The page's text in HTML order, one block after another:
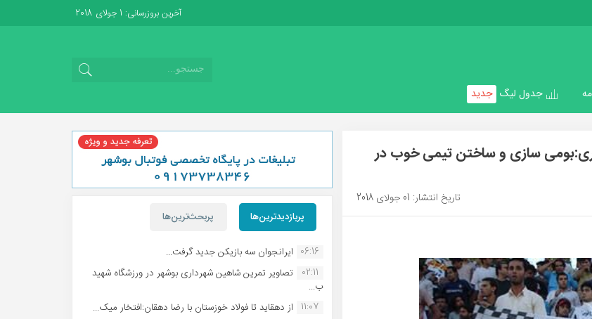
آخرین بروزرسانی: 1 جولای 2018
جدول لیگ جدید
سازی و ساختن تیمی خوب در
تاریخ انتشار: 01 جولای 2018
پربازدیدترین‌ها پربحث‌ترین‌ها
06:16 ایرانجوان سه بازیکن جدید گرفت...
02:11
تصاویر تمرین شاهین شهردارى بوشهر در ورزشگاه شهید
ب...
11:07 از دهقاید تا فولاد خوزستان با رضا دهقان:افتخار میک...